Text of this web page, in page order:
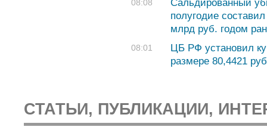
08:08
Сальдированный
полугодие
млрд руб. годом
08:01
ЦБ РФ установил
размере 80,4421
СТАТЬИ, ПУБЛИКАЦИИ,